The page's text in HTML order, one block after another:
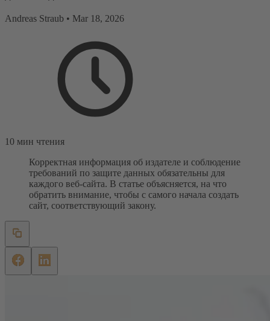
Andreas Straub • Mar 18, 2026
10 мин чтения
Корректная информация об издателе и соблюдение
требований по защите данных обязательны для
каждого веб-сайта. В статье объясняется, на что
обратить внимание, чтобы с самого начала создать
сайт, соответствующий закону.